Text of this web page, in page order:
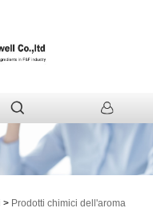
> Prodotti chimici dell'aroma